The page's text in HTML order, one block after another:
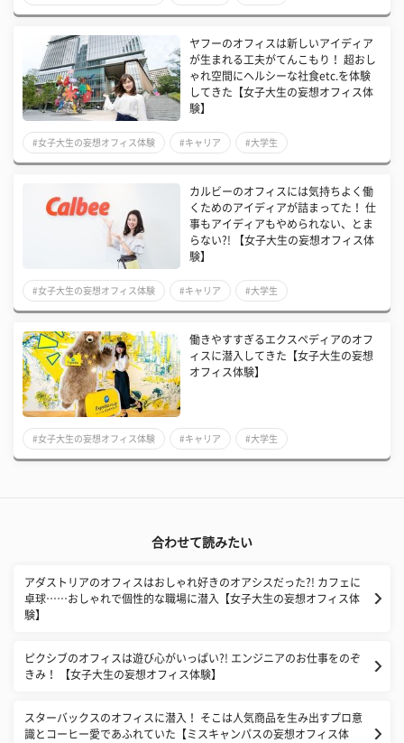
ヤフーのオフィスは新しいアイディア
が生まれる工夫がてんこもり！ 超おし
ゃれ空間にヘルシーな社食etc.を体験
してきた【女子大生の妄想オフィス体
験】
#女子大生の妄想オフィス体験 #キャリア #大学生
カルビーのオフィスには気持ちよく働
くためのアイディアが詰まってた！ 仕
事もアイディアもやめられない、とま
らない?! 【女子大生の妄想オフィス体
験】
#女子大生の妄想オフィス体験 #キャリア #大学生
働きやすすぎるエクスペディアのオフ
ィスに潜入してきた【女子大生の妄想
オフィス体験】
#女子大生の妄想オフィス体験 #キャリア #大学生
合わせて読みたい
アダストリアのオフィスはおしゃれ好きのオアシスだった?! カフェに
卓球……おしゃれで個性的な職場に潜入【女子大生の妄想オフィス体
験】
ピクシブのオフィスは遊び心がいっぱい?! エンジニアのお仕事をのぞ
きみ！ 【女子大生の妄想オフィス体験】
スターバックスのオフィスに潜入！ そこは人気商品を生み出すプロ意
識とコーヒー愛であふれていた【ミスキャンパスの妄想オフィス体